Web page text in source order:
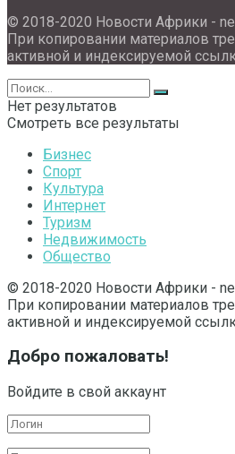
© 2018-2020 Новости Африки -
При копировании материалов
активной и индексируемой
Нет результатов
Смотреть все результаты
Бизнес
Спорт
Культура
Интернет
Туризм
Недвижимость
Общество
© 2018-2020 Новости Африки -
При копировании материалов
активной и индексируемой
Добро пожаловать!
Войдите в свой аккаунт